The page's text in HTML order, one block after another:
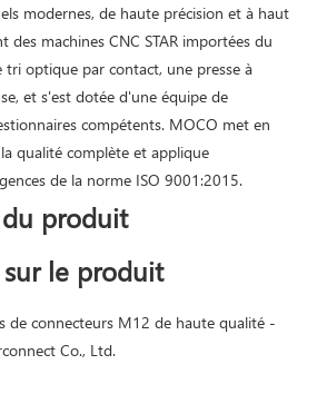
modernes, de haute précision et à haut
machines CNC STAR importées du
tri optique par contact, une presse à
et s'est dotée d'une équipe de
compétents. MOCO met en
qualité complète et applique
de la norme ISO 9001:2015.
produit
le produit